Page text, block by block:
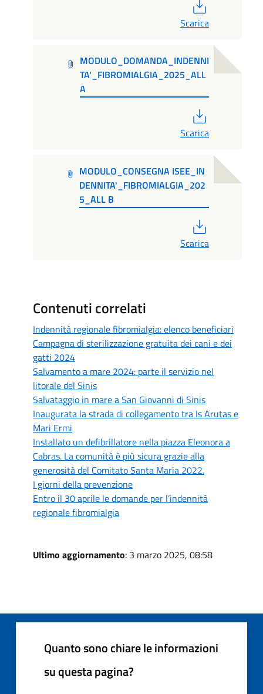
Scarica
MODULO_DOMANDA_INDENNI
TA'_FIBROMIALGIA_2025_ALL
A
Scarica
MODULO_CONSEGNA ISEE_IN
DENNITA'_FIBROMIALGIA_202
5_ALL B
Scarica
Contenuti correlati
Indennità regionale fibromialgia: elenco beneficiari
Campagna di sterilizzazione gratuita dei cani e dei
gatti 2024
Salvamento a mare 2024: parte il servizio nel
litorale del Sinis
Salvataggio in mare a San Giovanni di Sinis
Inaugurata la strada di collegamento tra Is Arutas e
Mari Ermi
Installato un defibrillatore nella piazza Eleonora a
Cabras. La comunità è più sicura grazie alla
generosità del Comitato Santa Maria 2022.
I giorni della prevenzione
Entro il 30 aprile le domande per l’indennità
regionale fibromialgia
Ultimo aggiornamento: 3 marzo 2025, 08:58
Quanto sono chiare le informazioni
su questa pagina?